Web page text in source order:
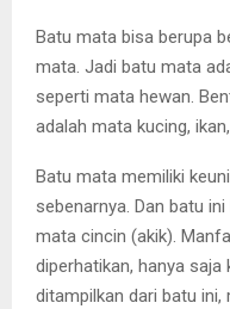
Batu mata bisa berupa
mata. Jadi batu mata
seperti mata hewan.
adalah mata kucing,
Batu mata memiliki
sebenarnya. Dan batu
mata cincin (akik).
diperhatikan, hanya saja
ditampilkan dari batu ini,